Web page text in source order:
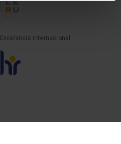
Excelencia internacional